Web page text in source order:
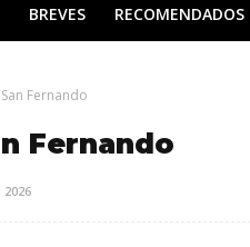
BREVES RECOMENDADOS
Fernando
Fernando
2026